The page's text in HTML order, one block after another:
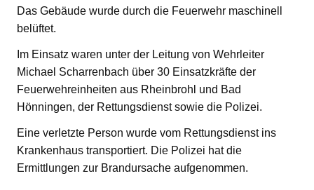
Das Gebäude wurde durch die Feuerwehr maschinell
belüftet.
Im Einsatz waren unter der Leitung von Wehrleiter
Michael Scharrenbach über 30 Einsatzkräfte der
Feuerwehreinheiten aus Rheinbrohl und Bad
Hönningen, der Rettungsdienst sowie die Polizei.
Eine verletzte Person wurde vom Rettungsdienst ins
Krankenhaus transportiert. Die Polizei hat die
Ermittlungen zur Brandursache aufgenommen.